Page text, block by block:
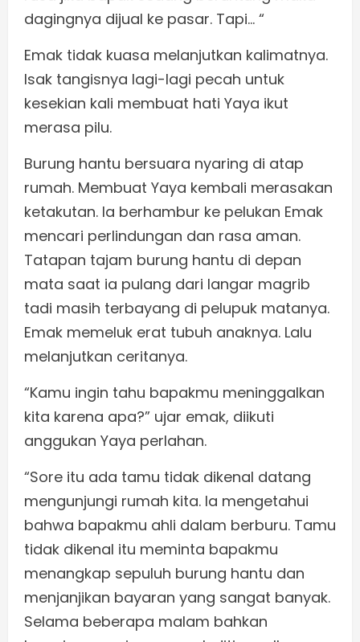
dagingnya dijual ke pasar. Tapi… “
Emak tidak kuasa melanjutkan kalimatnya.
Isak tangisnya lagi-lagi pecah untuk
kesekian kali membuat hati Yaya ikut
merasa pilu.
Burung hantu bersuara nyaring di atap
rumah. Membuat Yaya kembali merasakan
ketakutan. Ia berhambur ke pelukan Emak
mencari perlindungan dan rasa aman.
Tatapan tajam burung hantu di depan
mata saat ia pulang dari langar magrib
tadi masih terbayang di pelupuk matanya.
Emak memeluk erat tubuh anaknya. Lalu
melanjutkan ceritanya.
“Kamu ingin tahu bapakmu meninggalkan
kita karena apa?” ujar emak, diikuti
anggukan Yaya perlahan.
“Sore itu ada tamu tidak dikenal datang
mengunjungi rumah kita. Ia mengetahui
bahwa bapakmu ahli dalam berburu. Tamu
tidak dikenal itu meminta bapakmu
menangkap sepuluh burung hantu dan
menjanjikan bayaran yang sangat banyak.
Selama beberapa malam bahkan